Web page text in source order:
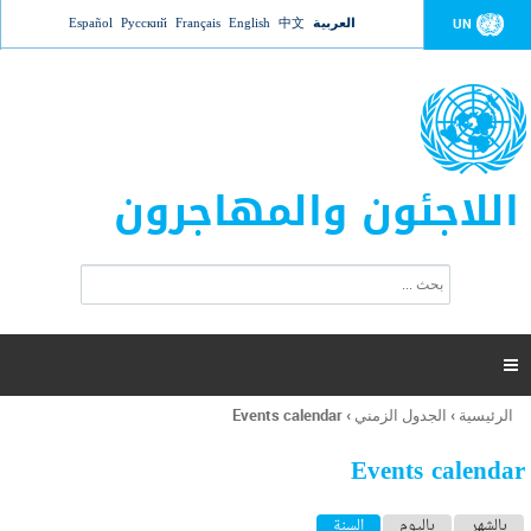
Jump to navigation UN العربية 中文
English
Français
Русский
Español
اللاجئون والمهاجرون
ت
ر
ل
ح
ب

أنت
هنا
الرئيسية › الجدول الزمني ›
Events calendar
Events calendar